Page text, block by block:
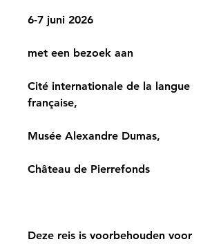
6-7 juni 2026
met een bezoek aan
Cité internationale de la langue
française,
Musée Alexandre Dumas,
Château de Pierrefonds
Deze reis is voorbehouden voor